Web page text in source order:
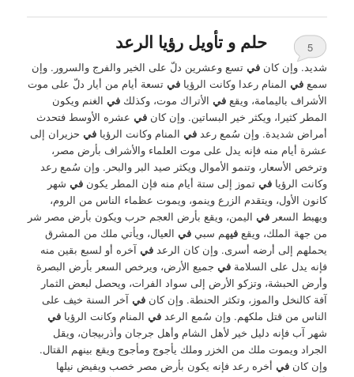
حلم و تأويل رؤيا الرعد
5
شديد. وإن كانفي تسع وعشرين دلّ على الخير والفرج والسرور. وإن
سمعفي المنام رعدا وكانت الرؤيافي تسعة أيام من أيار دلّ على موت
الأشراف باليمامة، ويقعفي الأتراك موت، وكذلكفي الغنم ويكون
المطر كثيرا، ويكثر خير البساتين. وإن كانفي عشره الأوسط فتحدث
أمراض شديدة. وإن سُمع رعدفي المنام وكانت الرؤيافي حزيران إلى
عشرة أيام منه فإنه يدل على موت العلماء والأشراف بأرض مصر،
وترخص الأسعار، وتنمو الأموال ويكثر صيد البر والبحر. وإن سُمع رعد
وكانت الرؤيافي تموز إلى ستة أيام منه فإن المطر يكونفي شهر
كانون الأول، ويتقدم الزرع وينمو، ويموت عظماء الناس من الروم،
ويهبط السعرفي اليمن، ويقع بأرض العجم حرب ويكون بأرض مصر شر
من جهة الملك، ويقعفيهم سبيفي العيال، ويأتي ملك من المشرق
يحملهم إلى أرضه أسرى. وإن كان الرعدفي آخره أو لسبع بقين منه
فإنه يدل على السلامةفي جميع الأرض، ويرخص السعر بأرض البصرة
وأرض الحبشة، وتزكو الأرض إلى سواد الفرات، ويحصل لبعض الثمار
آفة كالنخل والموز، وتكثر الحنطة. وإن كانفي آخر السنة خيف على
الناس من قتل ملكهم. وإن سُمع الرعدفي المنام وكانت الرؤيافي
شهر آب فإنه دليل خير لأهل الشام وأهل جرجان وأذربيجان، ويقل
الجراد ويموت ملك من الخزر وملك يأجوج ومأجوج ويقع بينهم القتال.
وإن كانفي أخره رعد فإنه يكون بأرض مصر خصب ويفيض نيلها